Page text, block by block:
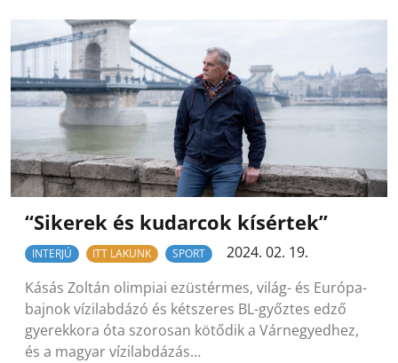
“Sikerek és kudarcok kísértek”
INTERJÚ ITT LAKUNK SPORT
2024. 02. 19.
Kásás Zoltán olimpiai ezüstérmes, világ- és Európa-
bajnok vízilabdázó és kétszeres BL-győztes edző
gyerekkora óta szorosan kötődik a Várnegyedhez,
és a magyar vízilabdázás…